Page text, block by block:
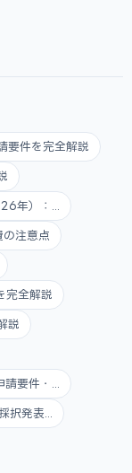
要件を完全解説
年）：...
の注意点
完全解説
説
要件・...
発表...